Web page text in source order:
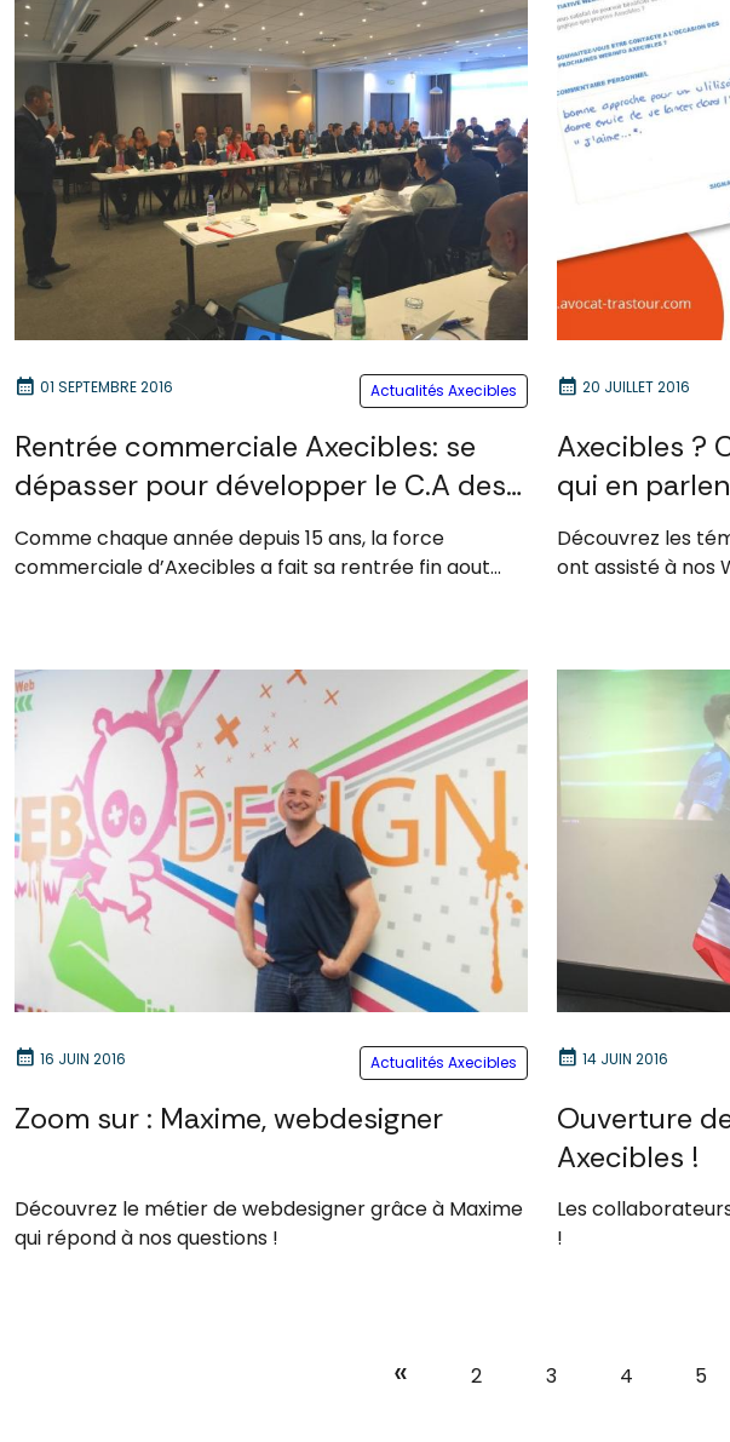
calendar_month 01 SEPTEMBRE 2016 Actualités Axecibles
Rentrée commerciale Axecibles: se
dépasser pour développer le C.A des
PME, PMI
Comme chaque année depuis 15 ans, la force
commerciale d’Axecibles a fait sa rentrée fin aout...
calendar_month 20 JUILLET 2016
Axecibles ?
qui en
Découvrez les
ont assisté à nos
calendar_month 16 JUIN 2016 Actualités Axecibles
Zoom sur : Maxime, webdesigner
Découvrez le métier de webdesigner grâce à Maxime
qui répond à nos questions !
calendar_month 14 JUIN 2016
Ouverture
Axecibles !
Les
!
« 2 3 4 5